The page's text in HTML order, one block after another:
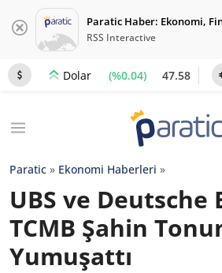
Paratic Haber: Ekonomi,
RSS Interactive
Dolar (%0.04) 47.58
Paratic » Ekonomi Haberleri »
UBS ve Deutsche
TCMB Şahin
Yumuşattı